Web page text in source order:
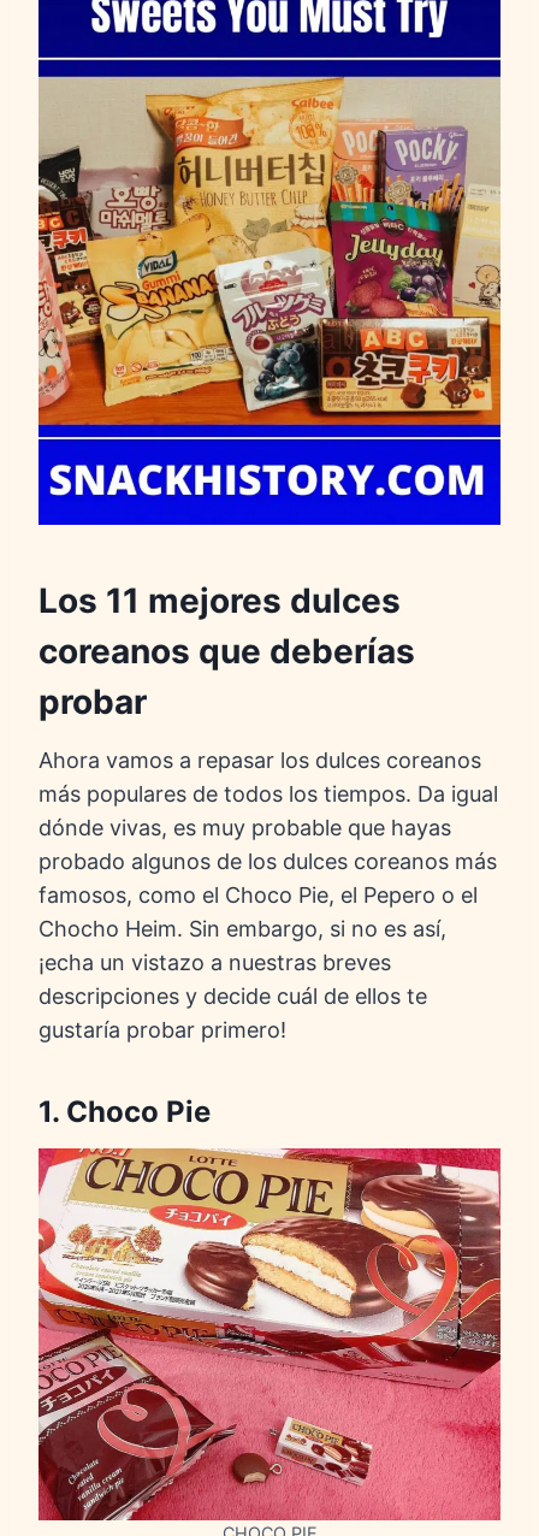
Los 11 mejores dulces
coreanos que deberías
probar
Ahora vamos a repasar los dulces coreanos
más populares de todos los tiempos. Da igual
dónde vivas, es muy probable que hayas
probado algunos de los dulces coreanos más
famosos, como el Choco Pie, el Pepero o el
Chocho Heim. Sin embargo, si no es así,
¡echa un vistazo a nuestras breves
descripciones y decide cuál de ellos te
gustaría probar primero!
1. Choco Pie